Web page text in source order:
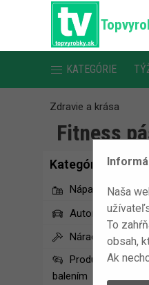
Naša
To
obsah,
Ak
KATEGÓRIE
Zdravie a krása
Fitness
Kategórie
Nápady na
Automobilové
Náradie
Produkty s
balením